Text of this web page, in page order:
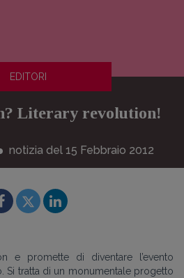
EDITORI
Literary revolution!
notizia del 15 Febbraio 2012
e promette di diventare l’evento
Si tratta di un monumentale progetto